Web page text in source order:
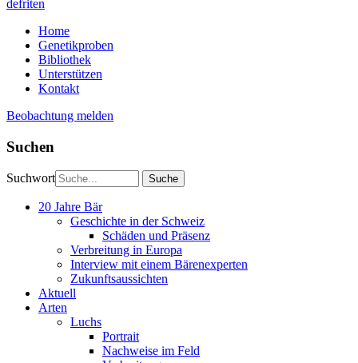
defriten
Home
Genetikproben
Bibliothek
Unterstützen
Kontakt
Beobachtung melden
Suchen
Suchwort
20 Jahre Bär
Geschichte in der Schweiz
Schäden und Präsenz
Verbreitung in Europa
Interview mit einem Bärenexperten
Zukunftsaussichten
Aktuell
Arten
Luchs
Portrait
Nachweise im Feld